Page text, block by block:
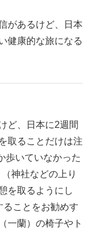
があるけど、日本
健康的な旅になる
ど、日本に2週間
取ることだけは注
歩いていなかった
神社などの上り
を取るようにし
ることをお勧めす
一蘭）の椅子やト